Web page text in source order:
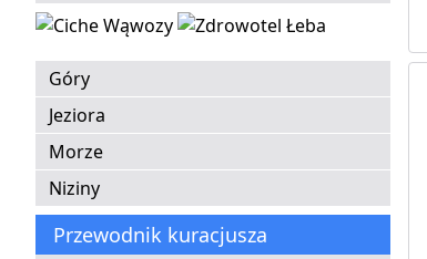
Góry
Jeziora
Morze
Niziny
Przewodnik kuracjusza